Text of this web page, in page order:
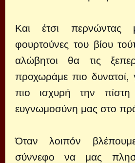
Και έτσι περνώντας
φουρτούνες του βίου
αλώβητοι θα τις
προχωράμε πιο δυνατοί,
πιο ισχυρή την
ευγνωμοσύνη μας στο
Όταν λοιπόν
σύννεφο να μας